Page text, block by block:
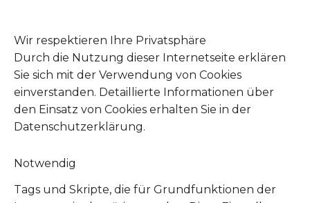
Fundtiere abgeben
Mitglied werden
Unsere Amazon Wunschliste
Unsere Zookauf Wunschliste
Wir respektieren Ihre Privatsphäre
Durch die Nutzung dieser Internetseite erklären
Sie sich mit der Verwendung von Cookies
einverstanden. Detaillierte Informationen über
den Einsatz von Cookies erhalten Sie in der
Datenschutzerklärung.
Notwendig
Tags und Skripte, die für Grundfunktionen der